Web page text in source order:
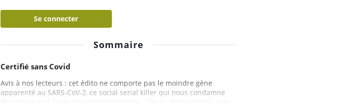
Se connecter
Sommaire
Certifié sans Covid
Avis à nos lecteurs : cet édito ne comporte pas le moindre gène
apparenté au SARS-CoV-2, ce social serial killer qui nous condamne
depuis un an à la vie par correspondance… Un an, bien compté, que...